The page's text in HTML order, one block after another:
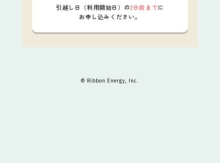
引越し日（利用開始日）の2日前までに
お申し込みください。
© Ribbon Energy, Inc.